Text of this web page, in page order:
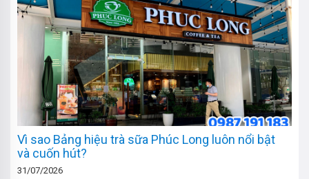
Vì sao Bảng hiệu trà sữa Phúc Long luôn nổi bật
và cuốn hút?
31/07/2026